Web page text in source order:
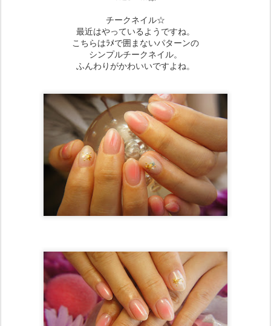
チークネイル☆
最近はやっているようですね。
こちらはﾗﾒで囲まないパターンの
シンプルチークネイル。
ふんわりがかわいいですよね。